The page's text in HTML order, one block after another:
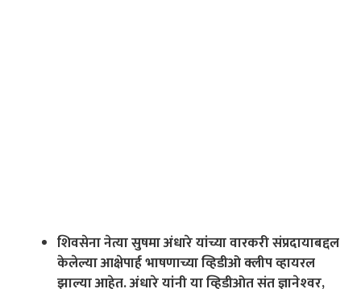
शिवसेना नेत्या सुषमा अंधारे यांच्या वारकरी संप्रदायाबद्दल
केलेल्या आक्षेपार्ह भाषणाच्या व्हिडीओ क्लीप व्हायरल
झाल्या आहेत. अंधारे यांनी या व्हिडीओत संत ज्ञानेश्‍वर,